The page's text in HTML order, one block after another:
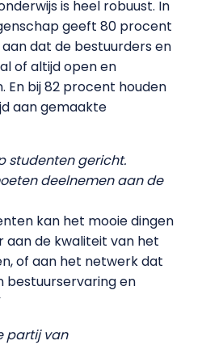
is heel robuust. In
geeft 80 procent
dat de bestuurders en
of altijd open en
bij 82 procent houden
aan gemaakte
studenten gericht.
deelnemen aan de
kan het mooie dingen
aan de kwaliteit van het
of aan het netwerk dat
bestuurservaring en
partij van